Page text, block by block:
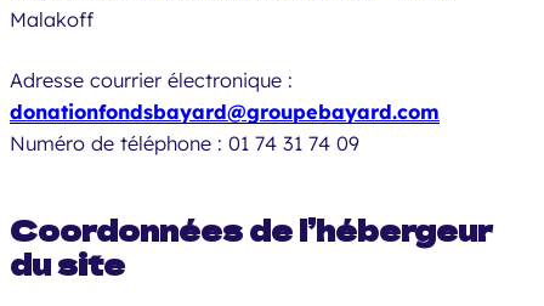
Malakoff
Adresse courrier électronique :
donationfondsbayard@groupebayard.com
Numéro de téléphone : 01 74 31 74 09
Coordonnées de l’hébergeur
du site